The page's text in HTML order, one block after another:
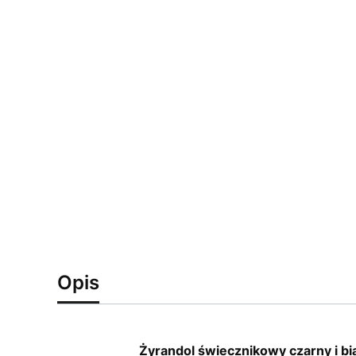
Opis
Żyrandol świecznikowy czarny i